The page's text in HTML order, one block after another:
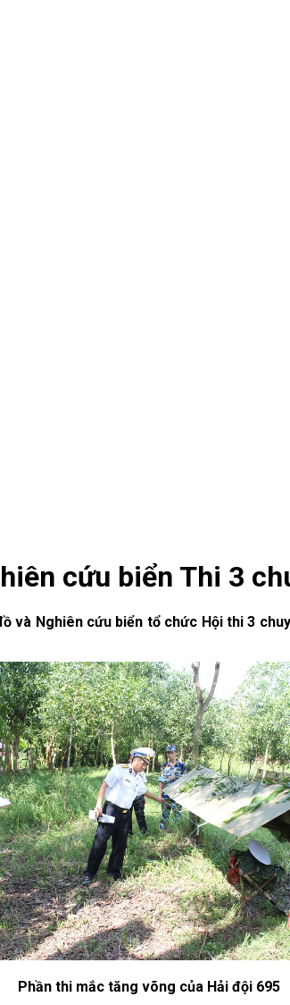
cứu biển Thi 3
và Nghiên cứu biển tổ chức Hội thi 3
Phần thi mắc tăng võng của Hải đội 695